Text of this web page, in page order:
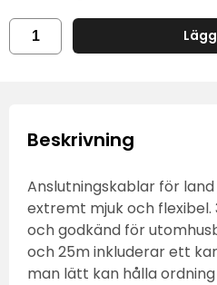
Beskrivning
Anslutningskablar för
extremt mjuk och flexibel.
och godkänd för
och 25m inkluderar ett
man lätt kan hålla